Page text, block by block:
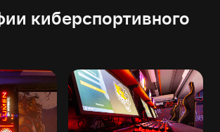
киберспортивного